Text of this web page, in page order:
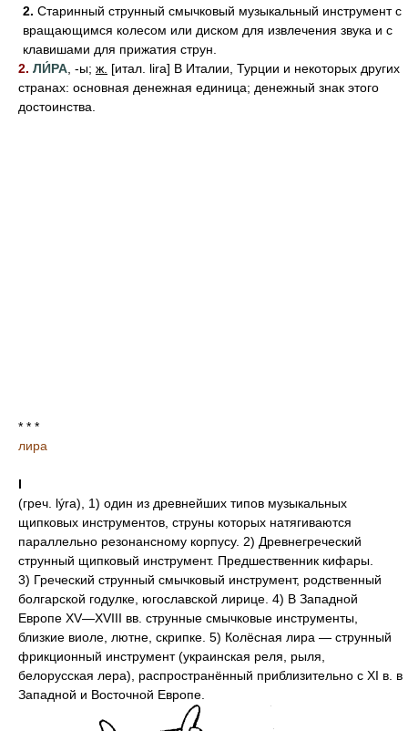
2. Старинный струнный смычковый музыкальный инструмент с
вращающимся колесом или диском для извлечения звука и с
клавишами для прижатия струн.
2. ЛИ́РА , -ы; ж. [итал. lira] В Италии, Турции и некоторых других
странах: основная денежная единица; денежный знак этого
достоинства.
* * *
лира
I
(греч. lýra), 1) один из древнейших типов музыкальных
щипковых инструментов, струны которых натягиваются
параллельно резонансному корпусу. 2) Древнегреческий
струнный щипковый инструмент. Предшественник кифары.
3) Греческий струнный смычковый инструмент, родственный
болгарской годулке, югославской лирице. 4) В Западной
Европе XV—XVIII вв. струнные смычковые инструменты,
близкие виоле, лютне, скрипке. 5) Колёсная лира — струнный
фрикционный инструмент (украинская реля, рыля,
белорусская лера), распространённый приблизительно с XI в. в
Западной и Восточной Европе.